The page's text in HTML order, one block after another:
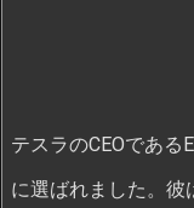
テスラのCEOであ
に選ばれました。